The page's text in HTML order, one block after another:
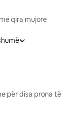
qira mujore
për disa prona të